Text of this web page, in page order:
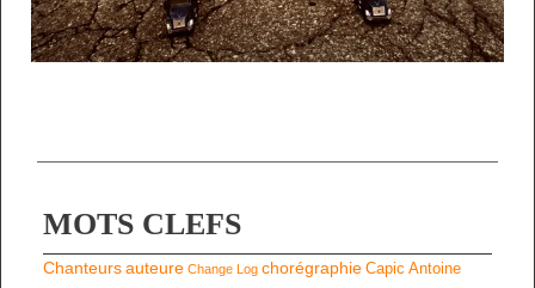
MOTS CLEFS
Chanteursauteure Change Log chorégraphie Capic Antoine